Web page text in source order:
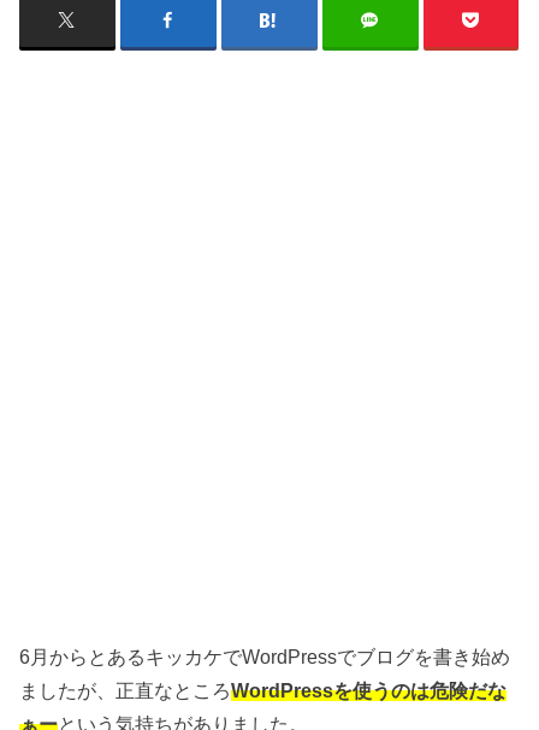
6月からとあるキッカケでWordPressでブログを書き始め
ましたが、正直なところWordPressを使うのは危険だな
ぁーという気持ちがありました。